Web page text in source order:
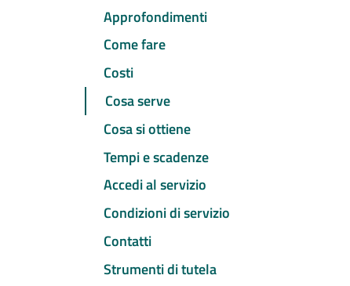
Approfondimenti
Come fare
Costi
Cosa serve
Cosa si ottiene
Tempi e scadenze
Accedi al servizio
Condizioni di servizio
Contatti
Strumenti di tutela